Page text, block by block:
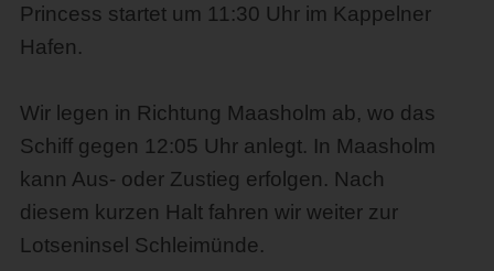
Princess startet um 11:30 Uhr im Kappelner
Hafen.
Wir legen in Richtung Maasholm ab, wo das
Schiff gegen 12:05 Uhr anlegt. In Maasholm
kann Aus- oder Zustieg erfolgen. Nach
diesem kurzen Halt fahren wir weiter zur
Lotseninsel Schleimünde.